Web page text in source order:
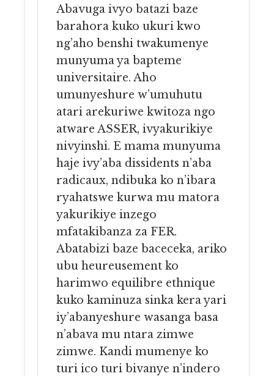
Abavuga ivyo batazi baze
barahora kuko ukuri kwo
ng’aho benshi twakumenye
munyuma ya bapteme
universitaire. Aho
umunyeshure w’umuhutu
atari arekuriwe kwitoza ngo
atware ASSER, ivyakurikiye
nivyinshi. E mama munyuma
haje ivy’aba dissidents n’aba
radicaux, ndibuka ko n’ibara
ryahatswe kurwa mu matora
yakurikiye inzego
mfatakibanza za FER.
Abatabizi baze baceceka, ariko
ubu heureusement ko
harimwo equilibre ethnique
kuko kaminuza sinka kera yari
iy’abanyeshure wasanga basa
n’abava mu ntara zimwe
zimwe. Kandi mumenye ko
turi ico turi bivanye n’indero